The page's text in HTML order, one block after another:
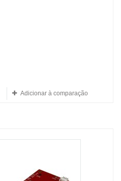
Adicionar à comparação